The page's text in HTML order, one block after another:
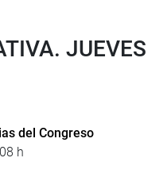
JUEVES
del Congreso
h